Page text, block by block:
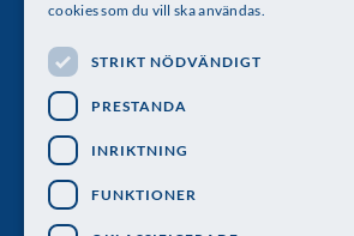
Kungl. Vetenskapsakademien
Besöksadress: Lilla Frescativägen 4A
Telefon: 08-673 95 00
cookies som du vill ska användas.
STRIKT NÖDVÄNDIGT
PRESTANDA
INRIKTNING
FUNKTIONER